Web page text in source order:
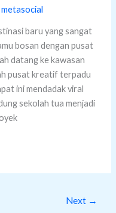
metasocial
baru yang sangat
bosan dengan pusat
datang ke kawasan
pusat kreatif terpadu
ini mendadak viral
sekolah tua menjadi
Next →